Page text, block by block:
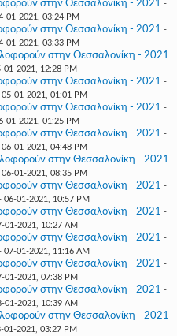
στην Θεσσαλονίκη - 2021 -
01-2021, 03:24 PM
στην Θεσσαλονίκη - 2021 -
01-2021, 03:33 PM
στην Θεσσαλονίκη - 2021
01-2021, 12:28 PM
στην Θεσσαλονίκη - 2021 -
01-2021, 01:01 PM
στην Θεσσαλονίκη - 2021 -
01-2021, 01:25 PM
στην Θεσσαλονίκη - 2021 -
01-2021, 04:48 PM
στην Θεσσαλονίκη - 2021
01-2021, 08:35 PM
στην Θεσσαλονίκη - 2021 -
06-01-2021, 10:57 PM
στην Θεσσαλονίκη - 2021 -
01-2021, 10:27 AM
στην Θεσσαλονίκη - 2021 -
07-01-2021, 11:16 AM
στην Θεσσαλονίκη - 2021 -
01-2021, 07:38 PM
στην Θεσσαλονίκη - 2021 -
01-2021, 10:39 AM
στην Θεσσαλονίκη - 2021
01-2021, 03:27 PM